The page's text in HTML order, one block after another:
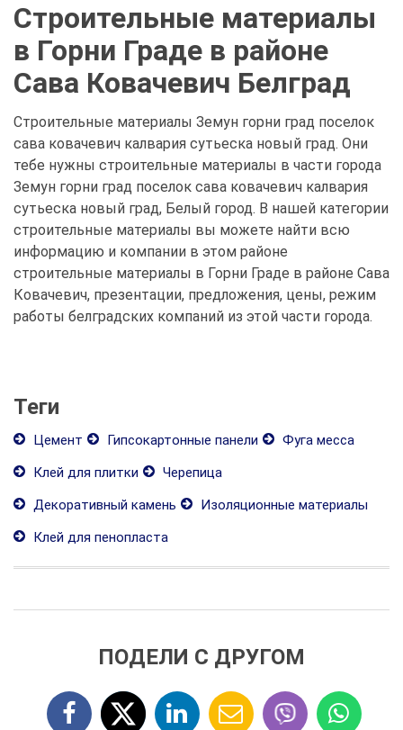
Строительные материалы
в Горни Граде в районе
Сава Ковачевич Белград
Строительные материалы Земун горни град поселок
сава ковачевич калвария сутьеска новый град. Они
тебе нужны строительные материалы в части города
Земун горни град поселок сава ковачевич калвария
сутьеска новый град, Белый город. В нашей категории
строительные материалы вы можете найти всю
информацию и компании в этом районе
строительные материалы в Горни Граде в районе Сава
Ковачевич, презентации, предложения, цены, режим
работы белградских компаний из этой части города.
Теги
Цемент Гипсокартонные панели
Фуга месса
Клей для плитки
Черепица
Декоративный камень
Изоляционные материалы
Клей для пенопласта
ПОДЕЛИ С ДРУГОМ